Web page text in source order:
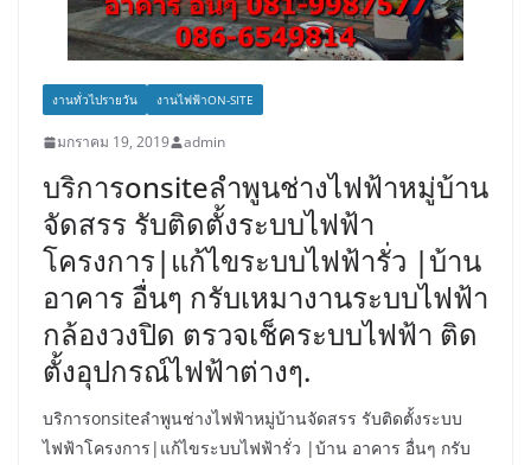
งานทั่วไปรายวัน งานไฟฟ้าON-SITE
มกราคม 19, 2019 admin
บริการonsiteลำพูนช่างไฟฟ้าหมู่บ้าน
จัดสรร รับติดตั้งระบบไฟฟ้า
โครงการ|แก้ไขระบบไฟฟ้ารั่ว |บ้าน
อาคาร อื่นๆ กรับเหมางานระบบไฟฟ้า
กล้องวงปิด ตรวจเช็คระบบไฟฟ้า ติด
ตั้งอุปกรณ์ไฟฟ้าต่างๆ.
บริการonsiteลำพูนช่างไฟฟ้าหมู่บ้านจัดสรร รับติดตั้งระบบ
ไฟฟ้าโครงการ|แก้ไขระบบไฟฟ้ารั่ว |บ้าน อาคาร อื่นๆ กรับ